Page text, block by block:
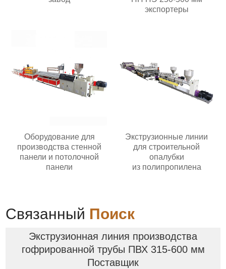
экспортеры
Оборудование для
производства стенной
панели и потолочной
панели
Экструзионные линии
для строительной
опалубки
из полипропилена
Связанный Поиск
Экструзионная линия производства
гофрированной трубы ПВХ 315-600 мм
Поставщик